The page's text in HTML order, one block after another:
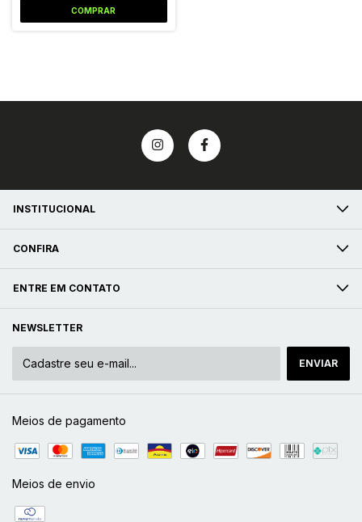
COMPRAR
INSTITUCIONAL
CONFIRA
ENTRE EM CONTATO
NEWSLETTER
Meios de pagamento
Meios de envio